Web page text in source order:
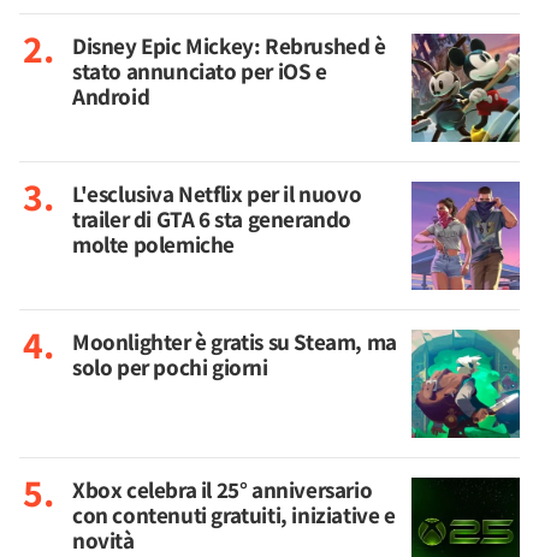
Disney Epic Mickey: Rebrushed è
stato annunciato per iOS e
Android
L'esclusiva Netflix per il nuovo
trailer di GTA 6 sta generando
molte polemiche
Moonlighter è gratis su Steam, ma
solo per pochi giorni
Xbox celebra il 25° anniversario
con contenuti gratuiti, iniziative e
novità